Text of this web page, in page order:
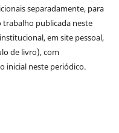
separadamente, para
trabalho publicada neste
em site pessoal,
de livro), com
inicial neste periódico.